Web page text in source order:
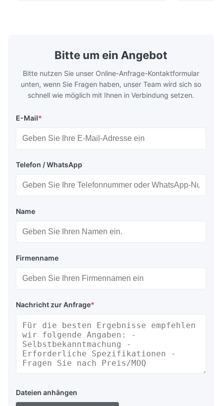
Bitte um ein Angebot
Bitte nutzen Sie unser Online-Anfrage-Kontaktformular
unten, wenn Sie Fragen haben, unser Team wird sich so
schnell wie möglich mit Ihnen in Verbindung setzen.
E-Mail*
Telefon / WhatsApp
Name
Firmenname
Nachricht zur Anfrage*
Dateien anhängen